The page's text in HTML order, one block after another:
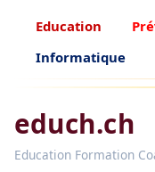
Education
Informatique
educh.ch
Education Formation